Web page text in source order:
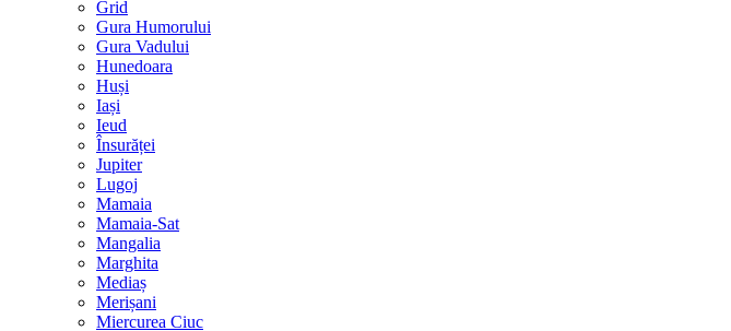
Grid
Gura Humorului
Gura Vadului
Hunedoara
Huși
Iași
Ieud
Însurăței
Jupiter
Lugoj
Mamaia
Mamaia-Sat
Mangalia
Marghita
Mediaș
Merișani
Miercurea Ciuc